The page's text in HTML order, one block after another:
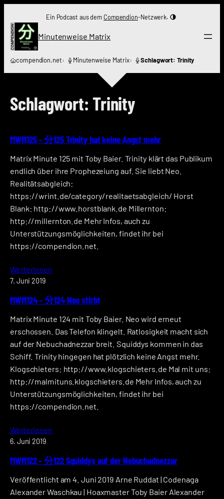
Inhalt
springen
Ein Podcast aus dem Compendion-Netzwerk.
Minutenweise Matrix
compendion.net Minutenweise Matrix Schlagwort: Trinity
Schlagwort: Trinity
MWM125 – 分125 Trinity hat keine Angst mehr
Matrix Minute 125 mit Toby Baier. Trinity klärt das Publikum
endlich über ihre Prophezeiung auf. Sie liebt Neo.
Realitätsabgleich:
https://wrint.de/category/realitaetsabgleich/ Horst
Blank: http://www.horstblank.de Millernton:
http://millernton.de Mehr Infos, auch zu
Unterstützungsmöglichkeiten, findet ihr bei
https://compendion.net.
Weiterlesen
7. Juni 2019
MWM124 – 分124 Neo stirbt
Matrix Minute 124 mit Toby Baier. Neo wird erneut
erschossen. Das Telefon klingelt. Ratlosigkeit macht sich
auf der Nebuchadnezzar breit. Squiddys kommen in das
Schiff. Trinity hingegen hat plötzlich keine Angst mehr.
Klogschieters: http://www.klogschieters.de Mal mit uns:
http://malmituns.klogschieters.de Mehr Infos, auch zu
Unterstützungsmöglichkeiten, findet ihr bei
https://compendion.net.
Weiterlesen
6. Juni 2019
MWM122 – 分122 Squiddys auf der Nebuchadnezzar
Veröffentlicht am 4. Juni 2019 Arne Ruddat | Codenaga
Alexander Waschkau | Hoaxmaster Toby Baier Alexander